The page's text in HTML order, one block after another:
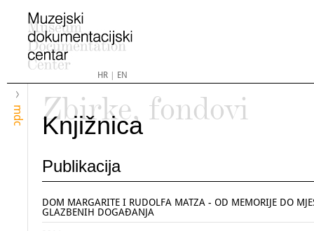
HR| EN
mdc
Zbirke, fondovi
Knjižnica
Publikacija
DOM MARGARITE I RUDOLFA MATZA - OD MEMORIJE DO
GLAZBENIH DOGAĐANJA